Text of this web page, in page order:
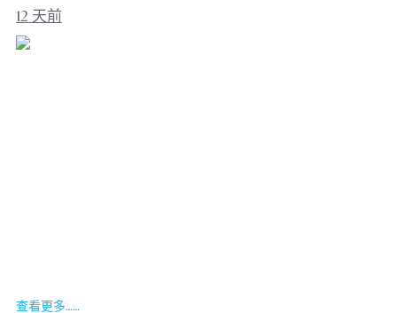
12 天前
查看更多……